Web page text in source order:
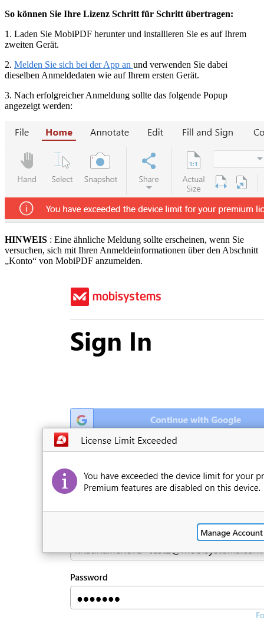
So können Sie Ihre Lizenz Schritt für Schritt übertragen:
1. Laden Sie MobiPDF herunter und installieren Sie es auf Ihrem
zweiten Gerät.
2. Melden Sie sich bei der App an und verwenden Sie dabei
dieselben Anmeldedaten wie auf Ihrem ersten Gerät.
3. Nach erfolgreicher Anmeldung sollte das folgende Popup
angezeigt werden:
HINWEIS : Eine ähnliche Meldung sollte erscheinen, wenn Sie
versuchen, sich mit Ihren Anmeldeinformationen über den Abschnitt
„Konto“ von MobiPDF anzumelden.